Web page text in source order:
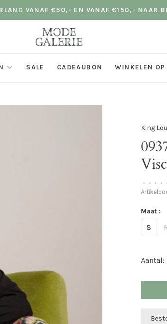
VANAF €50,- EN VANAF €150,- NAAR
SALE CADEAUBON WINKELEN
King
• • • •
Maat :
S
Aantal: